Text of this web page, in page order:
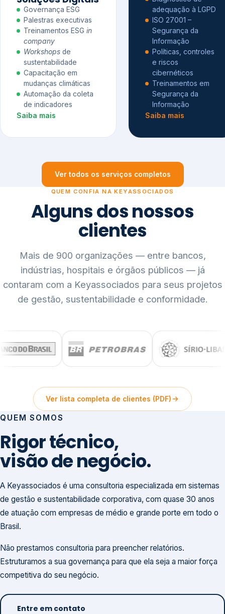
Governança ESG
Palestras executivas
Treinamentos ESG in
company
Workshops de
sustentabilidade
Capacitação em
mudanças climáticas
Automação da coleta
de indicadores
Saiba mais
adequação à LGPD
ISO 27001 –
Segurança da
Informação
Políticas, controles
e riscos
cibernéticos
Treinamentos em
Segurança da
Informação
Saiba mais
Ver todos os serviços completos
QUEM CONFIA NA KEYASSOCIADOS
Alguns dos nossos
clientes
Mais de 900 organizações — entre bancos,
indústrias, hospitais e órgãos públicos — já
contaram com a Keyassociados para seus projetos
de gestão, sustentabilidade e conformidade.
Ver lista completa de clientes (PDF)
QUEM SOMOS
Rigor técnico,
visão de negócio.
A Keyassociados é uma consultoria especializada em sistemas
de gestão e sustentabilidade corporativa, com quase 30 anos
de atuação com empresas de médio e grande porte em todo o
Brasil.
Não prestamos consultoria para preencher relatórios.
Estruturamos a sua governança para que ela seja a maior força
competitiva do seu negócio.
Entre em contato